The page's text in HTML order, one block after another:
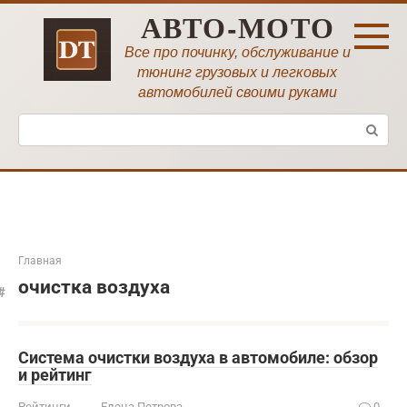
Перейти
АВТО-МОТО
Все про починку, обслуживание и
тюнинг грузовых и легковых
автомобилей своими руками
Поиск:
Главная
очистка воздуха
Система очистки воздуха в автомобиле: обзор
и рейтинг